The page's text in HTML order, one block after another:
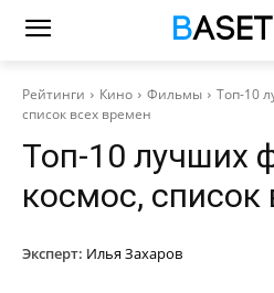
Рейтинги Кино Фильмы
Топ-10
список всех времен
Топ-10 лучших
космос, список
Эксперт: Илья Захаров